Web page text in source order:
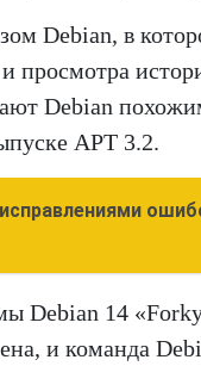
Debian, в
просмотра
Debian
APT 3.2.
Debian 14
и команда